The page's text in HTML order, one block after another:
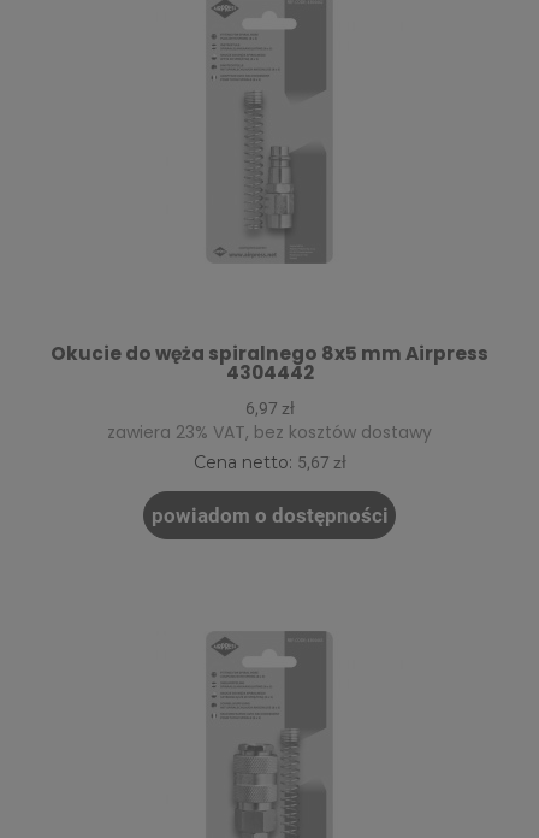
Okucie do węża spiralnego 8x5 mm Airpress
4304442
6,97 zł
zawiera 23% VAT, bez kosztów dostawy
Cena netto: 5,67 zł
powiadom o dostępności